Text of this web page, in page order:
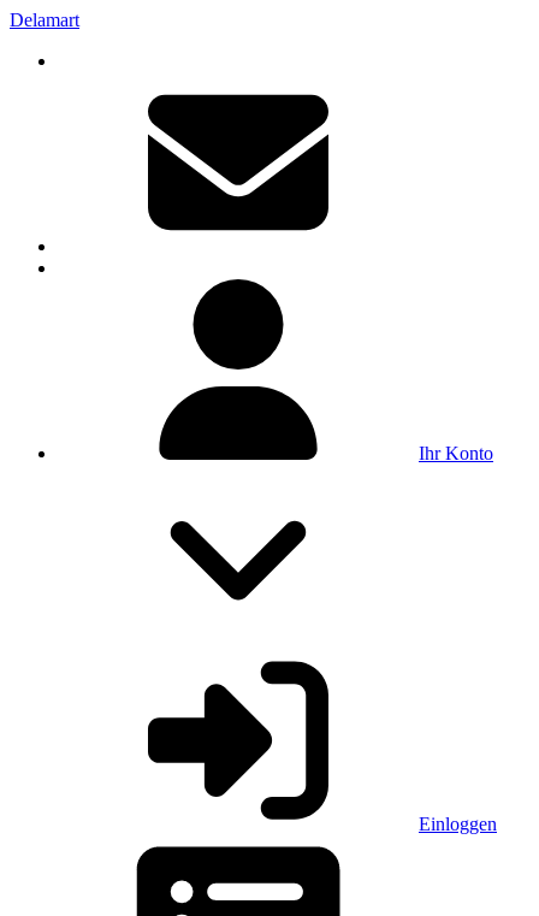
Delamart
Ihr Konto
Einloggen